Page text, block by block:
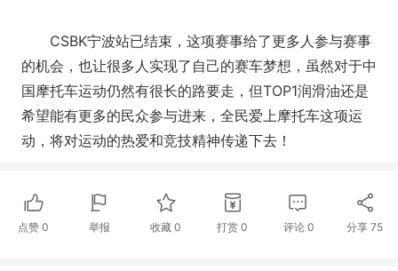
CSBK宁波站已结束，这项赛事给了更多人参与赛事
的机会，也让很多人实现了自己的赛车梦想，虽然对于中
国摩托车运动仍然有很长的路要走，但TOP1润滑油还是
希望能有更多的民众参与进来，全民爱上摩托车这项运
动，将对运动的热爱和竞技精神传递下去！
点赞 0 举报 收藏0 打赏 0 评论 0 分享75